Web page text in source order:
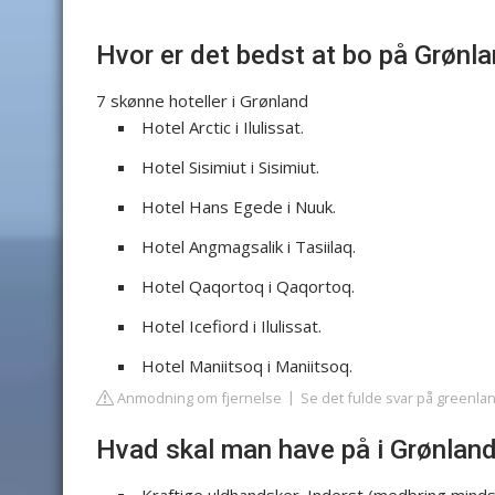
Hvor er det bedst at bo på
7 skønne hoteller i Grønland
Hotel Arctic i Ilulissat.
Hotel Sisimiut i Sisimiut.
Hotel Hans Egede i Nuuk.
Hotel Angmagsalik i Tasiilaq.
Hotel Qaqortoq i Qaqortoq.
Hotel Icefiord i Ilulissat.
Hotel Maniitsoq i Maniitsoq.
Anmodning om fjernelse Se det fulde svar på
Hvad skal man have på i